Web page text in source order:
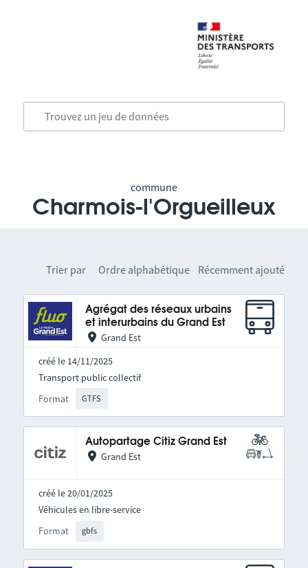
commune
Charmois-l'Orgueilleux
Trier par Ordre alphabétique Récemment ajouté
Agrégat des réseaux urbains
et interurbains du Grand Est
Grand Est
créé le 14/11/2025
Format GTFS
Transport public collectif
Autopartage Citiz Grand Est
Grand Est
créé le 20/01/2025
Format gbfs
Véhicules en libre-service